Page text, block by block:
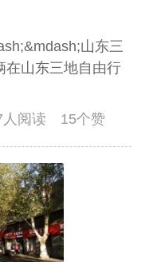
山东三
在山东三地自由行
人阅读 15个赞